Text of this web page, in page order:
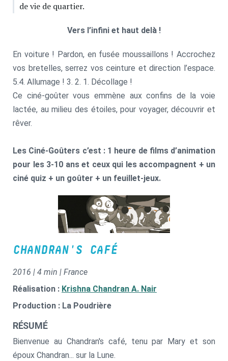
de vie de quartier.
Vers l’infini et haut delà !
En voiture ! Pardon, en fusée moussaillons ! Accrochez
vos bretelles, serrez vos ceinture et direction l’espace.
5.4. Allumage ! 3. 2. 1. Décollage !
Ce ciné-goûter vous emmène aux confins de la voie
lactée, au milieu des étoiles, pour voyager, découvrir et
rêver.
Les Ciné-Goûters c’est : 1 heure de films d’animation
pour les 3-10 ans et ceux qui les accompagnent + un
ciné quiz + un goûter + un feuillet-jeux.
CHANDRAN'S CAFÉ
2016 | 4 min | France
Réalisation : Krishna Chandran A. Nair
Production : La Poudrière
RÉSUMÉ
Bienvenue au Chandran's café, tenu par Mary et son
époux Chandran... sur la Lune.